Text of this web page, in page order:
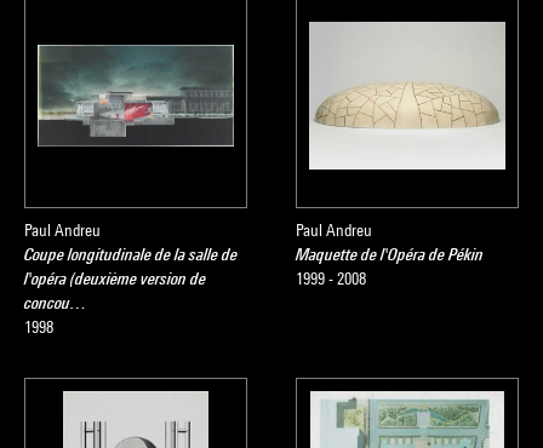
Paul Andreu
Coupe longitudinale de la salle de
l'opéra (deuxième version de
concou…
1998
Paul Andreu
Maquette de l'Opéra de Pékin
1999 - 2008